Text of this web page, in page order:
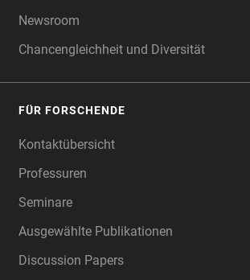
Newsroom
Chancengleichheit und Diversität
FÜR FORSCHENDE
Kontaktübersicht
Professuren
Seminare
Ausgewählte Publikationen
Discussion Papers